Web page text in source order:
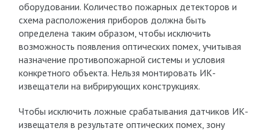
оборудовании. Количество пожарных детекторов и
схема расположения приборов должна быть
определена таким образом, чтобы исключить
возможность появления оптических помех, учитывая
назначение противопожарной системы и условия
конкретного объекта. Нельзя монтировать ИК-
извещатели на вибрирующих конструкциях.
Чтобы исключить ложные срабатывания датчиков ИК-
извещателя в результате оптических помех, зону